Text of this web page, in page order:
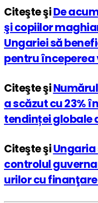
Citeşte şiDe
şi copiilor
Ungariei să
pentru începerea
Citeşte şi
a scăzut cu 23%
tendinței globale
Citeşte şiUngaria
controlul
urilor cu